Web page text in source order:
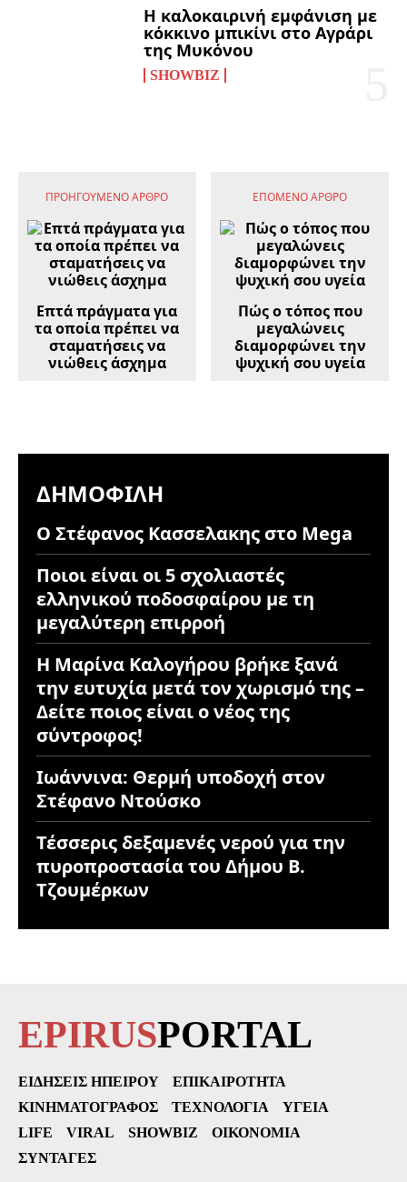
Η καλοκαιρινή εμφάνιση με
κόκκινο μπικίνι στο Αγράρι
της Μυκόνου
SHOWBIZ
ΠΡΟΗΓΟΎΜΕΝΟ ΆΡΘΡΟ
Επτά πράγματα για
τα οποία πρέπει να
σταματήσεις να
νιώθεις άσχημα
ΕΠΌΜΕΝΟ ΆΡΘΡΟ
Πώς ο τόπος που
μεγαλώνεις
διαμορφώνει την
ψυχική σου υγεία
ΔΗΜΟΦΙΛΉ
Ο Στέφανος Κασσελακης στο Mega
Ποιοι είναι οι 5 σχολιαστές
ελληνικού ποδοσφαίρου με τη
μεγαλύτερη επιρροή
Η Μαρίνα Καλογήρου βρήκε ξανά
την ευτυχία μετά τον χωρισμό της –
Δείτε ποιος είναι ο νέος της
σύντροφος!
Ιωάννινα: Θερμή υποδοχή στον
Στέφανο Ντούσκο
Τέσσερις δεξαμενές νερού για την
πυροπροστασία του Δήμου Β.
Τζουμέρκων
EPIRUSPORTAL
ΕΙΔΉΣΕΙΣ ΗΠΕΊΡΟΥ
ΕΠΙΚΑΙΡΌΤΗΤΑ
ΚΙΝΗΜΑΤΟΓΡΆΦΟΣ
ΤΕΧΝΟΛΟΓΊΑ
ΥΓΕΊΑ
LIFE
VIRAL SHOWBIZ
ΟΙΚΟΝΟΜΊΑ
ΣΥΝΤΑΓΈΣ